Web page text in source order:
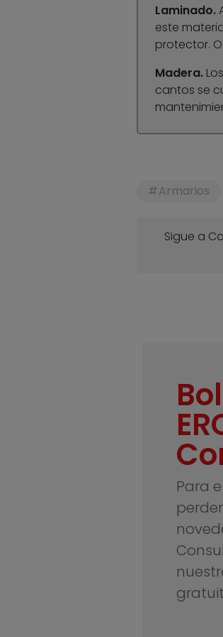
Laminado.
este
protector.
Madera.
cantos se
Armarios
Sigue a
Para